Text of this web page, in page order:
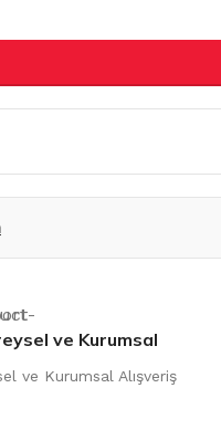
ve Kurumsal
ve Kurumsal Alışveriş